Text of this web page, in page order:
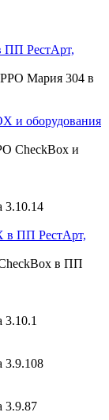
ПП РестАрт,
Мария 304 в
и оборудования
CheckBox и
3.10.14
в ПП РестАрт,
в ПП
3.9.108
3.9.87